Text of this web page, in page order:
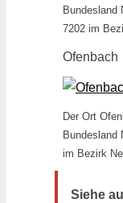
Bundesland
7202 im
Ofenbach
Der Ort
Bundesland
im Bezirk
Siehe